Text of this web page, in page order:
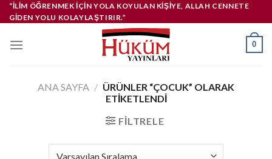
İçeriğe
atla
“İLIM ÖĞRENMEK IÇIN YOLA KOYULAN KIŞIYE, ALLAH CENNETE
GIDEN YOLU KOLAYLAŞTIRIR.”
0
ANA SAYFA / ÜRÜNLER “ÇOCUK” OLARAK
ETIKETLENDI
FILTRELE